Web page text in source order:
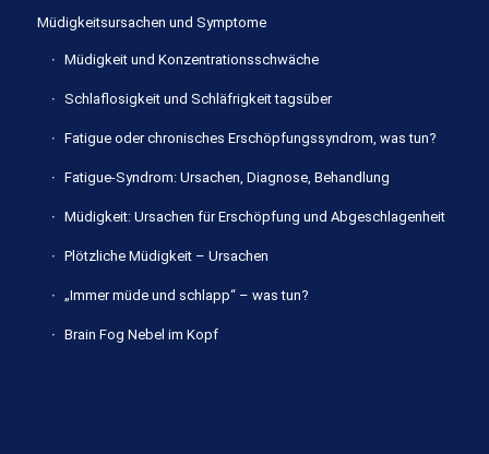
Müdigkeitsursachen und Symptome
Müdigkeit und Konzentrationsschwäche
Schlaflosigkeit und Schläfrigkeit tagsüber
Fatigue oder chronisches Erschöpfungssyndrom, was tun?
Fatigue-Syndrom: Ursachen, Diagnose, Behandlung
Müdigkeit: Ursachen für Erschöpfung und Abgeschlagenheit
Plötzliche Müdigkeit – Ursachen
„Immer müde und schlapp“ – was tun?
Brain Fog Nebel im Kopf